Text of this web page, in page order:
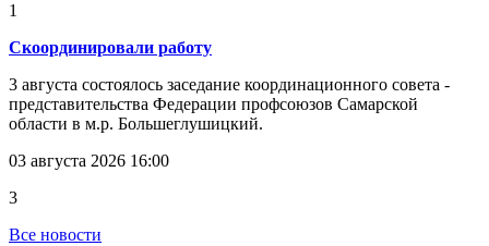
1
Скоординировали работу
3 августа состоялось заседание координационного совета -
представительства Федерации профсоюзов Самарской
области в м.р. Большеглушицкий.
03 августа 2026 16:00
3
Все новости